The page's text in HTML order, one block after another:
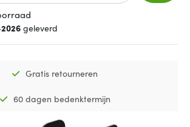
geleverd
Gratis retourneren
60 dagen bedenktermijn